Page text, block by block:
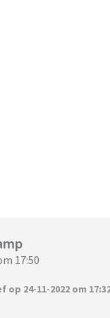
17:50
op 24-11-2022 om